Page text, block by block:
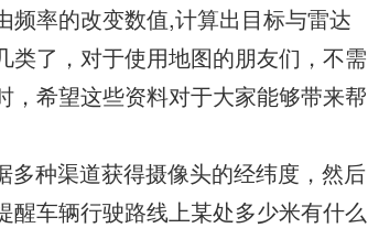
频率的改变数值,计算出目标与雷达
类了，对于使用地图的朋友们，不需
希望这些资料对于大家能够带来帮
种渠道获得摄像头的经纬度，然后
车辆行驶路线上某处多少米有什么